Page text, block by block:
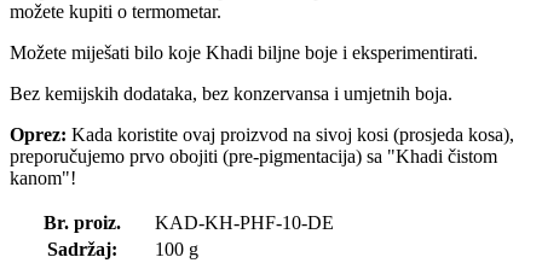
možete kupiti o termometar.
Možete miješati bilo koje Khadi biljne boje i eksperimentirati.
Bez kemijskih dodataka, bez konzervansa i umjetnih boja.
Oprez: Kada koristite ovaj proizvod na sivoj kosi (prosjeda kosa),
preporučujemo prvo obojiti (pre-pigmentacija) sa "Khadi čistom
kanom"!
Br. proiz.
KAD-KH-PHF-10-DE
Sadržaj:
100 g